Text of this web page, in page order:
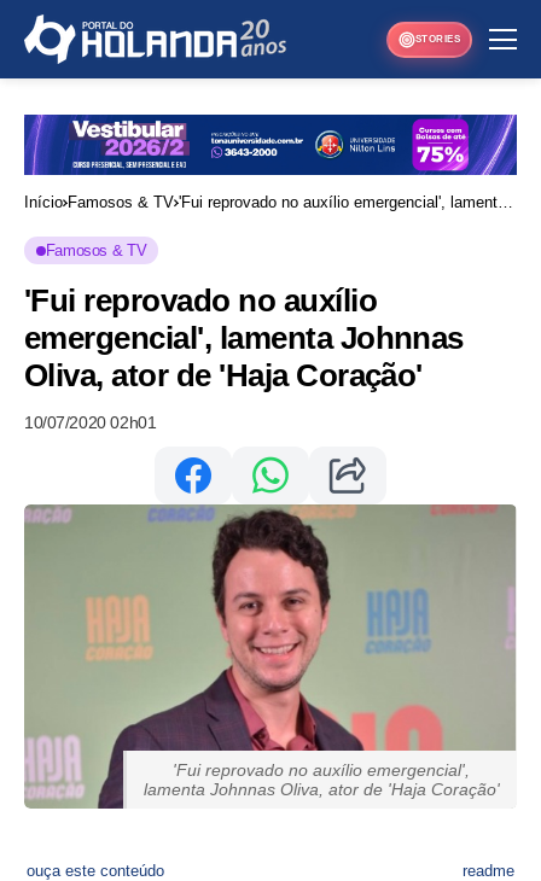
STORIES
Início Famosos & TV 'Fui reprovado no auxílio emergencial', lamenta
Famosos & TV
'Fui reprovado no auxílio
emergencial', lamenta Johnnas
Oliva, ator de 'Haja Coração'
10/07/2020 02h01
'Fui reprovado no auxílio emergencial',
lamenta Johnnas Oliva, ator de 'Haja Coração'
ouça este conteúdo readme